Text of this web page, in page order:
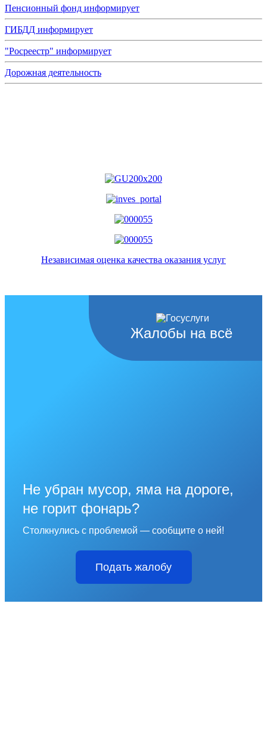
Пенсионный фонд информирует
ГИБДД информирует
"Росреестр" информирует
Дорожная деятельность
Независимая оценка качества оказания услуг
Жалобы на всё
Не убран мусор, яма на дороге,
не горит фонарь?
Столкнулись с проблемой — сообщите о ней!
Подать жалобу